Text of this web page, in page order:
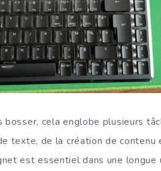
bosser, cela englobe plusieurs
texte, de la création de contenu
est essentiel dans une longue